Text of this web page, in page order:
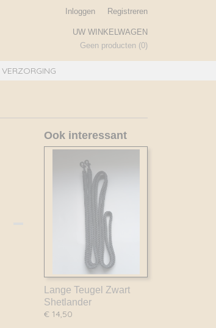
Inloggen Registreren
UW WINKELWAGEN
Geen producten (0)
VERZORGING
Ook interessant
Lange Teugel Zwart
Shetlander
€ 14,50